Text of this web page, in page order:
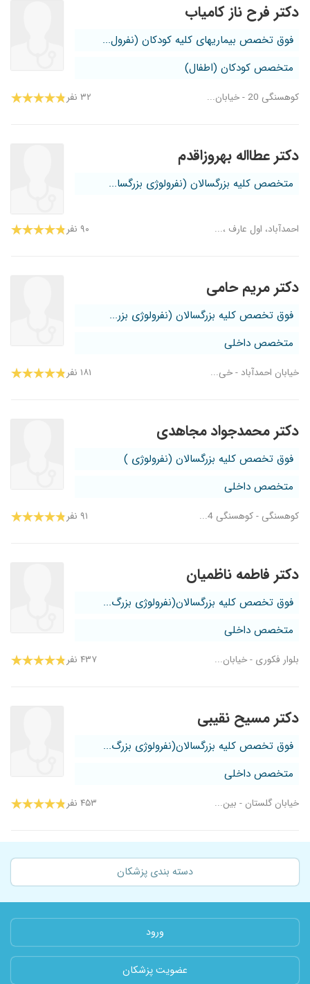
دکتر فرح ناز کامیاب
فوق تخصص بیماریهای کلیه کودکان (نفرول...
متخصص کودکان (اطفال)
کوهسنگی 20 - خیابان... ۳۲ نفر
دکتر عطااله بهروزاقدم
متخصص کلیه بزرگسالان (نفرولوژی بزرگسا...
احمدآباد، اول عارف ،... ۹۰ نفر
دکتر مریم حامی
فوق تخصص کلیه بزرگسالان (نفرولوژی بزر...
متخصص داخلی
خیابان احمدآباد - خی... ۱۸۱ نفر
دکتر محمدجواد مجاهدی
فوق تخصص کلیه بزرگسالان (نفرولوژی )
متخصص داخلی
کوهسنگی - کوهسنگی 4... ۹۱ نفر
دکتر فاطمه ناظمیان
فوق تخصص کلیه بزرگسالان(نفرولوژی بزرگ...
متخصص داخلی
بلوار فکوری - خیابان... ۴۳۷ نفر
دکتر مسیح نقیبی
فوق تخصص کلیه بزرگسالان(نفرولوژی بزرگ...
متخصص داخلی
خیابان گلستان - بین... ۴۵۳ نفر
دسته بندی پزشکان
ورود
عضویت پزشکان